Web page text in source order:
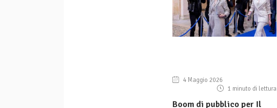
4 Maggio 2026
1 minuto di lettura
Boom di pubblico per Il